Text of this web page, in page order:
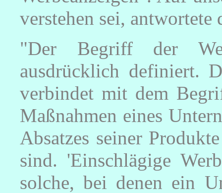
verstehen sei,
"Der Begriff der
ausdrücklich definiert.
verbindet mit dem
Maßnahmen eines
Absatzes seiner
sind. 'Einschlägige
solche, bei denen ein